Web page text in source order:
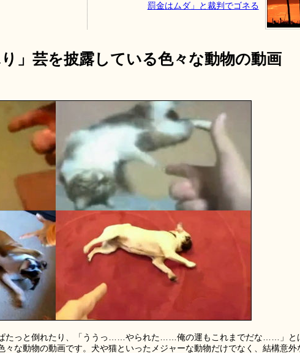
罰金はムダ」と裁判でゴネる
」芸を披露している色々な動物の動画
たっと倒れたり、「ううっ……やられた……俺の運もこれまでだな……」と
々な動物の動画です。犬や猫といったメジャーな動物だけでなく、結構意外